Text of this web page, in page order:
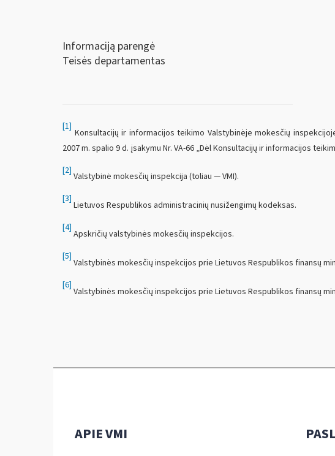
Informaciją parengė
Teisės departamentas
[1]
Konsultacijų ir informacijos teikimo Valstybinėje mokesčių
2007 m. spalio 9 d. įsakymu Nr. VA-66 „Dėl Konsultacijų ir informacijos
[2]
Valstybinė mokesčių inspekcija (toliau — VMI).
[3]
Lietuvos Respublikos administracinių nusižengimų kodeksas.
[4]
Apskričių valstybinės mokesčių inspekcijos.
[5]
Valstybinės mokesčių inspekcijos prie Lietuvos Respublikos finansų
[6]
Valstybinės mokesčių inspekcijos prie Lietuvos Respublikos finansų
APIE VMI